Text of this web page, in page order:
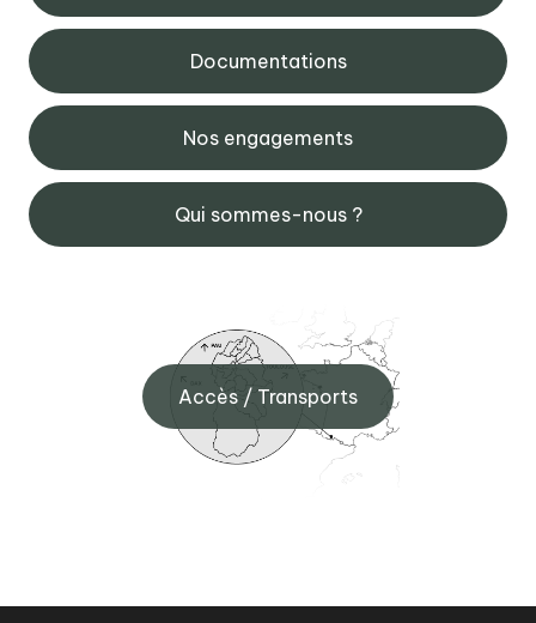
Documentations
Nos engagements
Qui sommes-nous ?
Accès / Transports